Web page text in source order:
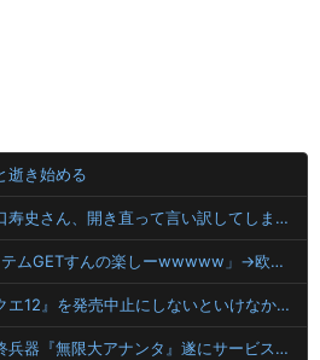
逝き始める
【悲報】トレパク絵師の江口寿史さん、開き直って言い訳してしまう。全く反省してないと話題に
JRPG「他人の家漁ってアイテムGETすんの楽しーwwwww」→欧米で馬鹿にされてしまう
【謎】『ダーク路線のドラクエ12』を発売中止にしないといけなかった理由ってガチでなに？とりあえすだせばいいやん
【朗報】ソシャゲ本気の最終兵器『無限大アナンタ』遂にサービス開始へwwww